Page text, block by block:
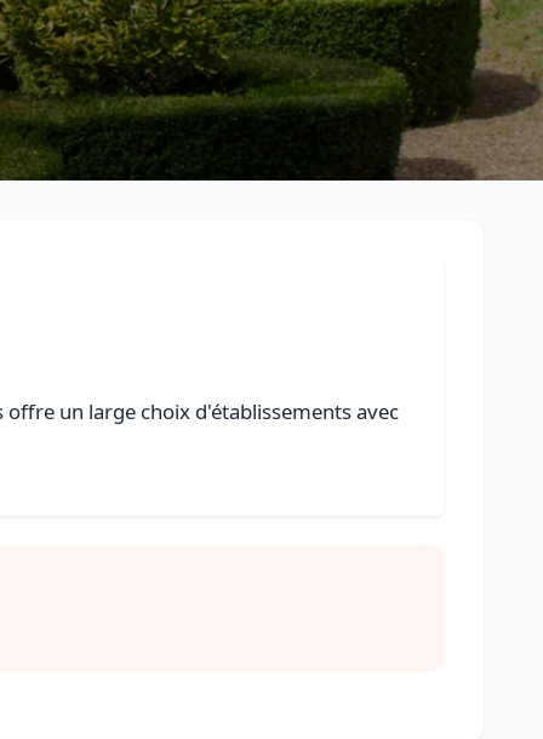
un large choix d'établissements avec